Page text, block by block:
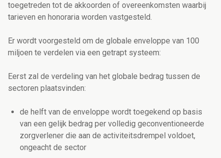
toegetreden tot de akkoorden of overeenkomsten waarbij
tarieven en honoraria worden vastgesteld.
Er wordt voorgesteld om de globale enveloppe van 100
miljoen te verdelen via een getrapt systeem:
Eerst zal de verdeling van het globale bedrag tussen de
sectoren plaatsvinden:
de helft van de enveloppe wordt toegekend op basis
van een gelijk bedrag per volledig geconventioneerde
zorgverlener die aan de activiteitsdrempel voldoet,
ongeacht de sector